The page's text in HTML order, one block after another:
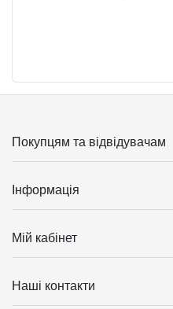
Покупцям та відвідувачам
Інформація
Мій кабінет
Наші контакти